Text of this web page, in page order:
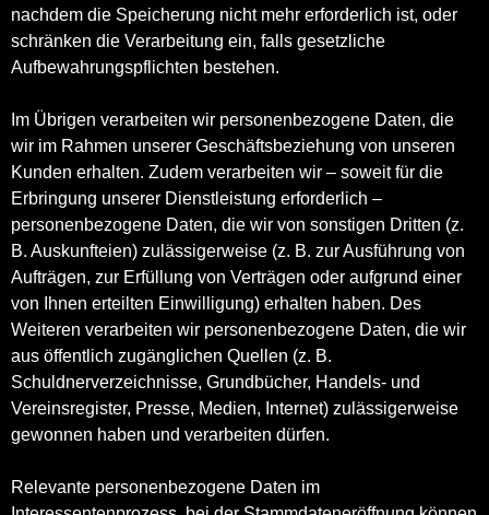
nachdem die Speicherung nicht mehr erforderlich ist, oder
schränken die Verarbeitung ein, falls gesetzliche
Aufbewahrungspflichten bestehen.
Im Übrigen verarbeiten wir personenbezogene Daten, die
wir im Rahmen unserer Geschäftsbeziehung von unseren
Kunden erhalten. Zudem verarbeiten wir – soweit für die
Erbringung unserer Dienstleistung erforderlich –
personenbezogene Daten, die wir von sonstigen Dritten (z.
B. Auskunfteien) zulässigerweise (z. B. zur Ausführung von
Aufträgen, zur Erfüllung von Verträgen oder aufgrund einer
von Ihnen erteilten Einwilligung) erhalten haben. Des
Weiteren verarbeiten wir personenbezogene Daten, die wir
aus öffentlich zugänglichen Quellen (z. B.
Schuldnerverzeichnisse, Grundbücher, Handels- und
Vereinsregister, Presse, Medien, Internet) zulässigerweise
gewonnen haben und verarbeiten dürfen.
Relevante personenbezogene Daten im